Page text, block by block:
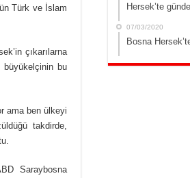
Türk ve İslam
çıkarılarna
büyükelçinin bu
ama ben ülkeyi
takdirde,
Saraybosna
Hersek’te
07/03/2020
Bosna